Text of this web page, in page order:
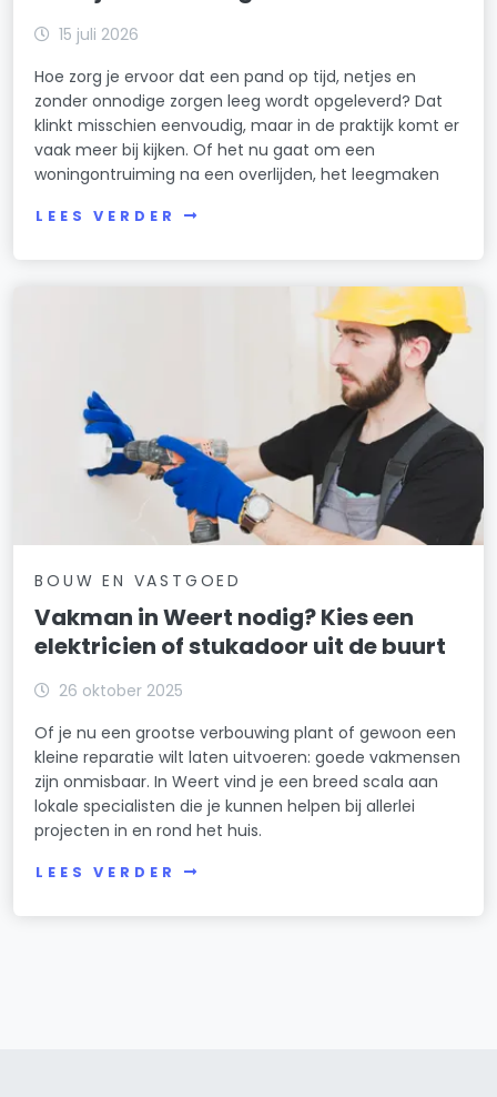
15 juli 2026
Hoe zorg je ervoor dat een pand op tijd, netjes en
zonder onnodige zorgen leeg wordt opgeleverd? Dat
klinkt misschien eenvoudig, maar in de praktijk komt er
vaak meer bij kijken. Of het nu gaat om een
woningontruiming na een overlijden, het leegmaken
LEES VERDER
BOUW EN VASTGOED
Vakman in Weert nodig? Kies een
elektricien of stukadoor uit de buurt
26 oktober 2025
Of je nu een grootse verbouwing plant of gewoon een
kleine reparatie wilt laten uitvoeren: goede vakmensen
zijn onmisbaar. In Weert vind je een breed scala aan
lokale specialisten die je kunnen helpen bij allerlei
projecten in en rond het huis.
LEES VERDER